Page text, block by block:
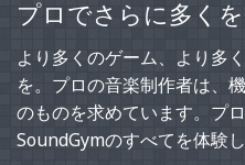
プロでさらに多くを
より多くのゲーム、より多
を。プロの音楽制作者は、
のものを求めています。プ
SoundGymのすべてを体験し